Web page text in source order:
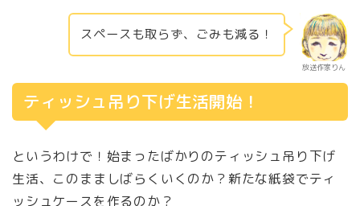
放送作家りん
スペースも取らず、ごみも減る！
ティッシュ吊り下げ生活開始！
というわけで！始まったばかりのティッシュ吊り下げ
生活、このまましばらくいくのか？新たな紙袋でティ
ッシュケースを作るのか？